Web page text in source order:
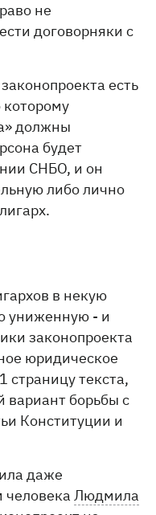
не
договорняки с
есть
должны
будет
СНБО, и он
либо лично
в некую
униженную - и
законопроекта
юридическое
страницу текста,
вариант борьбы с
Конституции и
даже
человекаЛюдмила